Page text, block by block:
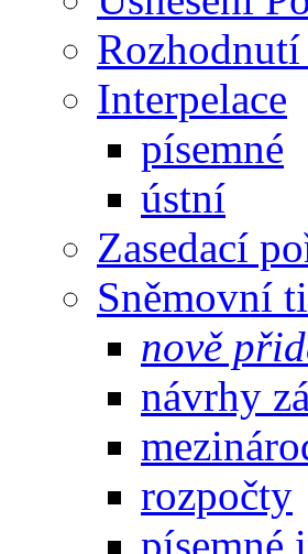
Interpelace
písemné
ústní
Zasedací
Sněmovní
nově
návrhy
rozpočty
písemné